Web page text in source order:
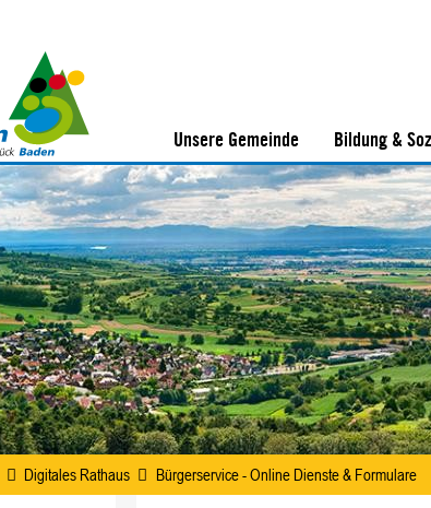
Unsere Gemeinde Bildung &
Digitales Rathaus Bürgerservice - Online Dienste & Formulare